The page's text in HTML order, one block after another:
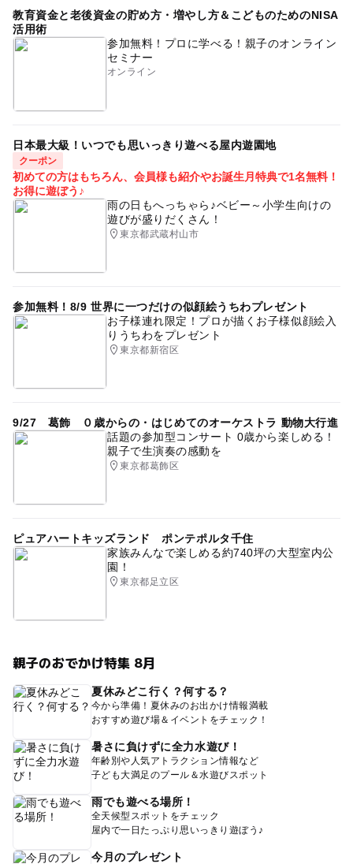
教育資金と老後資金の貯め方・増やし方＆こどものためのNISA
活用術
参加無料！プロに学べる！親子のオンライン
セミナー
オンライン
日本最大級！いつでも思いっきり遊べる屋内遊園地
クーポン
初めての方はもちろん、会員様も紹介やお誕生月特典で1名無料！
お得に遊ぼう♪
雨の日もへっちゃら♪ベビー～小学生向けの
遊びが盛りだくさん！
東京都武蔵村山市
参加無料！8/9 世界に一つだけの似顔絵うちわプレゼント
お子様連れ限定！プロが描くお子様似顔絵入
りうちわをプレゼント
東京都新宿区
9/27 葛飾 ０歳からの・はじめてのオーケストラ 動物大行進
話題の参加型コンサート 0歳から楽しめる！
親子で生演奏の感動を
東京都葛飾区
ピュアハートキッズランド ポンテポルタ千住
家族みんなで楽しめる約740坪の大型室内公
園！
東京都足立区
親子のおでかけ特集 8月
夏休みどこ行く？何する？
今から準備！夏休みのお出かけ情報満載
おすすめ遊び場＆イベントをチェック！
暑さに負けずに全力水遊び！
年齢別や人気アトラクション情報など
子ども大満足のプール＆水遊びスポット
雨でも遊べる場所！
全天候型スポットをチェック
屋内で一日たっぷり思いっきり遊ぼう♪
今月のプレゼント